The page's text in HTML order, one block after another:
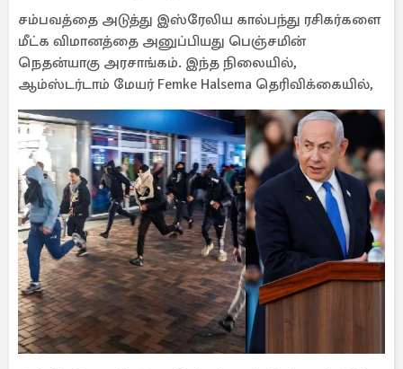
சம்பவத்தை அடுத்து இஸ்ரேலிய கால்பந்து ரசிகர்களை
மீட்க விமானத்தை அனுப்பியது பெஞ்சமின்
நெதன்யாகு அரசாங்கம். இந்த நிலையில்,
ஆம்ஸ்டர்டாம் மேயர் Femke Halsema தெரிவிக்கையில்,